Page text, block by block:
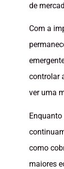
de
Com a
controlar
ver uma
como
maiores